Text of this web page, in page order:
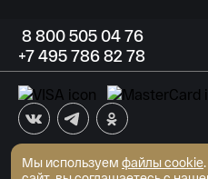
8800 50504 76
+7495 78682 78
АКБ
Генеральная лицензия
Мы используем файлы cookie